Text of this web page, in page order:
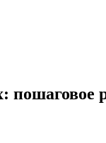
пошаговое